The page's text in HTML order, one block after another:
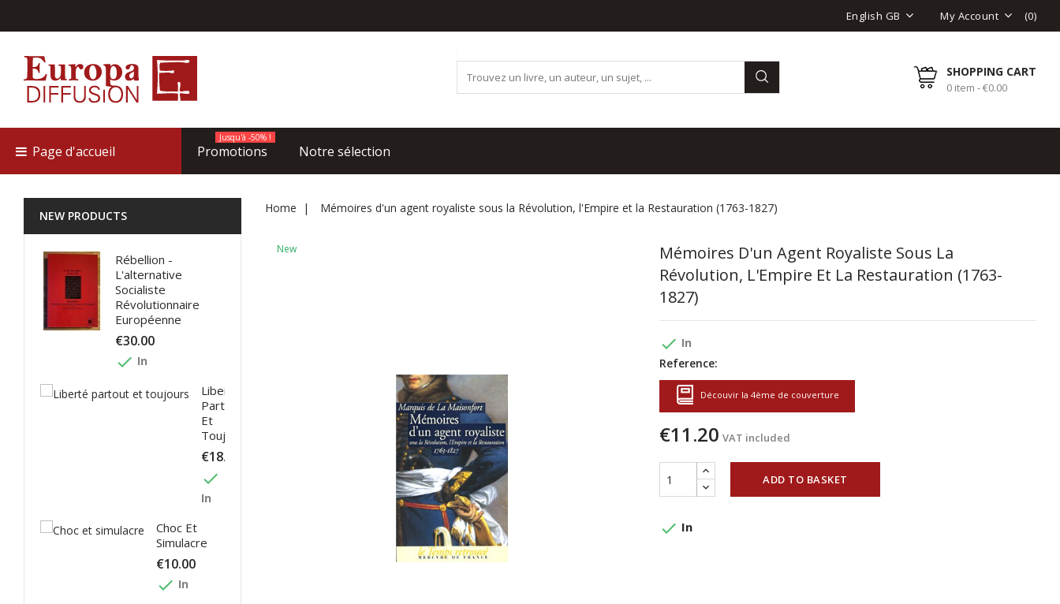
English GB My Account (0)
SHOPPING CART
0 item - €0.00
Page d'accueil Promotions
Jusqu'à -50% !
Notre sélection
NEW PRODUCTS
Rébellion -
L'alternative
Socialiste
Révolutionnaire
Européenne
€30.00
done In
Liberté
Partout
Et
Toujours
€18.00
done
In
Choc Et
Simulacre
€10.00
done In
Home Mémoires d'un agent royaliste sous la Révolution, l'Empire et la Restauration (1763-1827)
New
Mémoires D'un Agent Royaliste Sous La
Révolution, L'Empire Et La Restauration (1763-
1827)
done In
Reference:
Découvir la 4ème de couverture
€11.20 VAT included
ADD TO BASKET
done In